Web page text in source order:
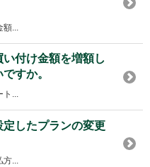
...
付け金額を増額し
すか。
ト...
したプランの変更
方...